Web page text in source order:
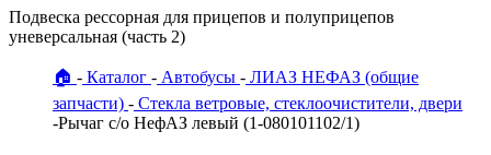
Подвеска рессорная для прицепов и полуприцепов
уневерсальная (часть 2)
🏠 Каталог Автобусы
ЛИАЗ НЕФАЗ (общие
запчасти)
Стекла ветровые, стеклоочистители, двери
Рычаг с/о НефАЗ левый (1-080101102/1)